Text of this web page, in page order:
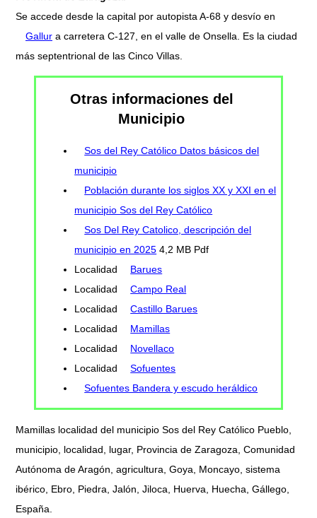
Se accede desde la capital por autopista A-68 y desvío en
Gallur a carretera C-127, en el valle de Onsella. Es la ciudad
más septentrional de las Cinco Villas.
Otras informaciones del
Municipio
Sos del Rey Católico Datos básicos del
municipio
Población durante los siglos XX y XXI en el
municipio Sos del Rey Católico
Sos Del Rey Catolico, descripción del
municipio en 2025 4,2 MB Pdf
Localidad
Barues
Localidad
Campo Real
Localidad
Castillo Barues
Localidad
Mamillas
Localidad
Novellaco
Localidad
Sofuentes
Sofuentes Bandera y escudo heráldico
Mamillas localidad del municipio Sos del Rey Católico Pueblo,
municipio, localidad, lugar, Provincia de Zaragoza, Comunidad
Autónoma de Aragón, agricultura, Goya, Moncayo, sistema
ibérico, Ebro, Piedra, Jalón, Jiloca, Huerva, Huecha, Gállego,
España.